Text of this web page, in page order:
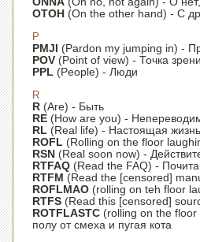
OTOH (On the other hand) - С
P
PMJI
(Pardon my jumping in) -
POV (Point of view) - Точка
PPL (People) - Люди
R
R (Are) - Быть
RE (How are you) -
RL (Real life) - Настоящая жизнь
ROFL (Rolling on the floor
RSN (Real soon now) -
RTFAQ (Read the FAQ) -
RTFM (Read the [censored]
ROFLMAO (rolling on teh floor
RTFS (Read this [censored]
ROTFLASTC (rolling on the floor
полу от смеха и пугая кота